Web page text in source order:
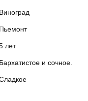
Виноград
Пьемонт
лет
Бархатистое и сочное.